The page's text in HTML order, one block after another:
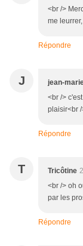
<br />
me
Répondre
J jean-
<br />
plaisir<br
Répondre
T Tricôtine
<br /> oh
par les
Répondre